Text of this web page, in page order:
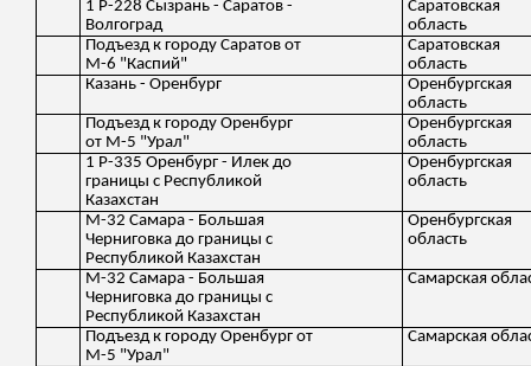
1 Р-228 Сызрань - Саратов -
Волгоград
Саратовская
область
Подъезд к городу Саратов от
М-6 "Каспий"
Саратовская
область
Казань - Оренбург
Оренбургская
область
Подъезд к городу Оренбург
от М-5 "Урал"
Оренбургская
область
1 Р-335 Оренбург - Илек до
границы с Республикой
Казахстан
Оренбургская
область
М-32 Самара - Большая
Черниговка до границы с
Республикой Казахстан
Оренбургская
область
М-32 Самара - Большая
Черниговка до границы с
Республикой Казахстан
Самарская
Подъезд к городу Оренбург от
М-5 "Урал"
Самарская